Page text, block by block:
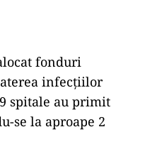
fonduri
infecțiilor
spitale au primit
se la aproape 2